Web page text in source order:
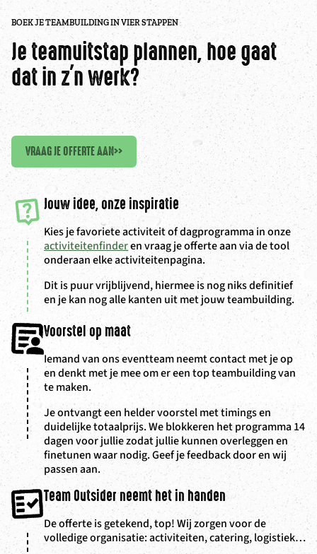
BOEK JE TEAMBUILDING IN VIER STAPPEN
Je teamuitstap plannen, hoe gaat
dat in z'n werk?
VRAAG JE OFFERTE AAN>>
Jouw idee, onze inspiratie
Kies je favoriete activiteit of dagprogramma in onze
activiteitenfinderen vraag je offerte aan via de tool
onderaan elke activiteitenpagina.
Dit is puur vrijblijvend, hiermee is nog niks definitief
en je kan nog alle kanten uit met jouw teambuilding.
Voorstel op maat
Iemand van ons eventteam neemt contact met je op
en denkt met je mee om er een top teambuilding van
te maken.
Je ontvangt een helder voorstel met timings en
duidelijke totaalprijs. We blokkeren het programma 14
dagen voor jullie zodat jullie kunnen overleggen en
finetunen waar nodig. Geef je feedback door en wij
passen aan.
Team Outsider neemt het in handen
De offerte is getekend, top! Wij zorgen voor de
volledige organisatie: activiteiten, catering, logistiek…